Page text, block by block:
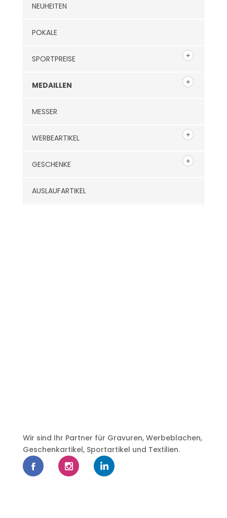
NEUHEITEN
POKALE
SPORTPREISE
MEDAILLEN
MESSER
WERBEARTIKEL
GESCHENKE
AUSLAUFARTIKEL
Wir sind Ihr Partner für Gravuren, Werbeblachen,
Geschenkartikel, Sportartikel und Textilien.